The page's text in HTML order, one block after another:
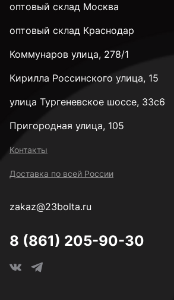
оптовый склад Москва
оптовый склад Краснодар
Коммунаров улица, 278/1
Кирилла Россинского улица, 15
улица Тургеневское шоссе, 33с6
Пригородная улица, 105
Контакты
Доставка по всей России
zakaz@23bolta.ru
8 (861) 205-90-30